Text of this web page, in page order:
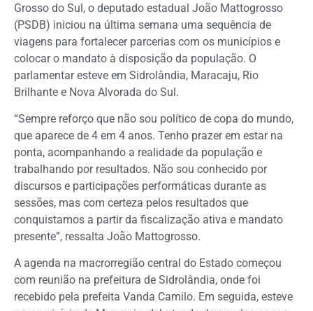
Grosso do Sul, o deputado estadual João Mattogrosso
(PSDB) iniciou na última semana uma sequência de
viagens para fortalecer parcerias com os municípios e
colocar o mandato à disposição da população. O
parlamentar esteve em Sidrolândia, Maracaju, Rio
Brilhante e Nova Alvorada do Sul.
“Sempre reforço que não sou político de copa do mundo,
que aparece de 4 em 4 anos. Tenho prazer em estar na
ponta, acompanhando a realidade da população e
trabalhando por resultados. Não sou conhecido por
discursos e participações performáticas durante as
sessões, mas com certeza pelos resultados que
conquistamos a partir da fiscalização ativa e mandato
presente”, ressalta João Mattogrosso.
A agenda na macrorregião central do Estado começou
com reunião na prefeitura de Sidrolândia, onde foi
recebido pela prefeita Vanda Camilo. Em seguida, esteve